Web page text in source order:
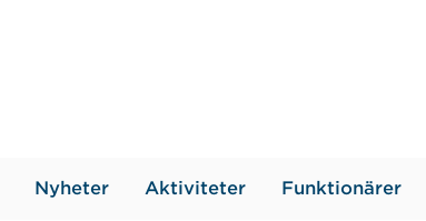
Nyheter Aktiviteter Funktionärer